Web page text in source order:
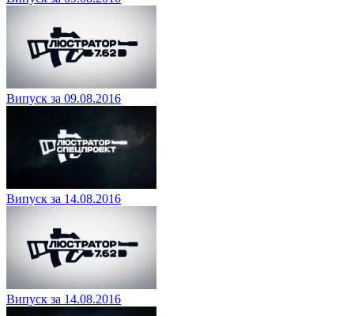
Випуск за 09.08.2016
Випуск за 14.08.2016
Випуск за 14.08.2016